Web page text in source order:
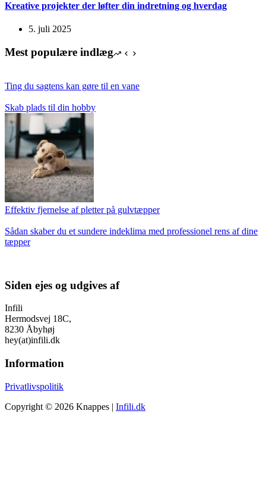
Kreative projekter der løfter din indretning og hverdag
5. juli 2025
Mest populære indlæg
Ting du sagtens kan gøre til en vane
Skab plads til din hobby
Effektiv fjernelse af pletter på gulvtæpper
Sådan skaber du et sundere indeklima med professionel rens af dine
tæpper
Siden ejes og udgives af
Infili
Hermodsvej 18C,
8230 Åbyhøj
hey(at)infili.dk
Information
Privatlivspolitik
Copyright © 2026 Knappes | Infili.dk